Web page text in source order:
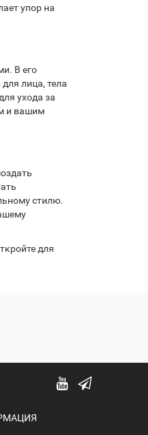
упор на
В его
лица, тела
ухода за
и вашим
стилю.
для